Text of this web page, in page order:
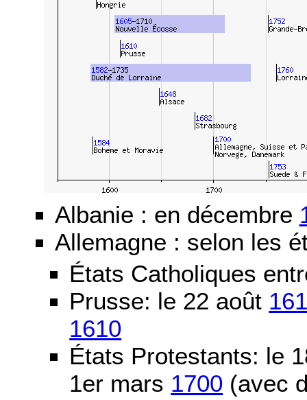
Albanie : en décembre
Allemagne : selon les
États Catholiques
Prusse: le 22 août
1610
États Protestants: le
1er mars 1700 (avec